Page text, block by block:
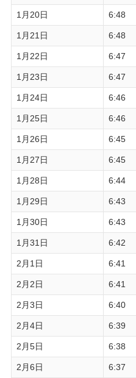
1月20日 6:48
1月21日 6:48
1月22日 6:47
1月23日 6:47
1月24日 6:46
1月25日 6:46
1月26日 6:45
1月27日 6:45
1月28日 6:44
1月29日 6:43
1月30日 6:43
1月31日 6:42
2月1日 6:41
2月2日 6:41
2月3日 6:40
2月4日 6:39
2月5日 6:38
2月6日 6:37